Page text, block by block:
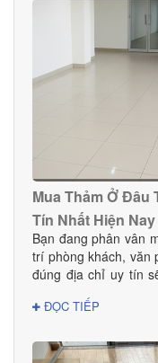
và dịch vụ thi công
Mua Thảm Ở Đâu
Tín Nhất Hiện Nay
Bạn đang phân vân
trí phòng khách, văn
đúng địa chỉ uy tín
Trong bài viết này,
tại Đà Nẵng.
ĐỌC TIẾP